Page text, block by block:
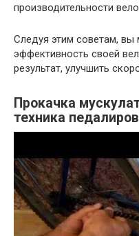
производительности
Следуя этим советам,
эффективность своей
результат, улучшить
Прокачка
техника